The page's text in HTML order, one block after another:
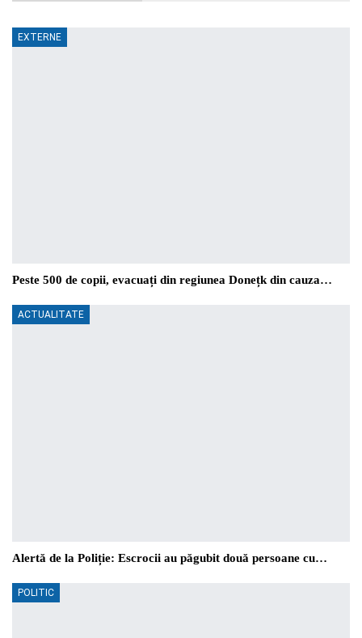
EXTERNE
Peste 500 de copii, evacuați din regiunea Donețk din cauza…
ACTUALITATE
Alertă de la Poliție: Escrocii au păgubit două persoane cu…
POLITIC